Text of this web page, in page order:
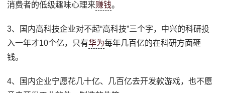
消费者的低级趣味心理来赚钱。
3、国内高科技企业对不起“高科技”三个字，中兴的科研投
入一年才10个亿，只有华为每年几百亿的在科研方面砸
钱。
4、国内企业宁愿花几十亿、几百亿去开发款游戏，也不愿